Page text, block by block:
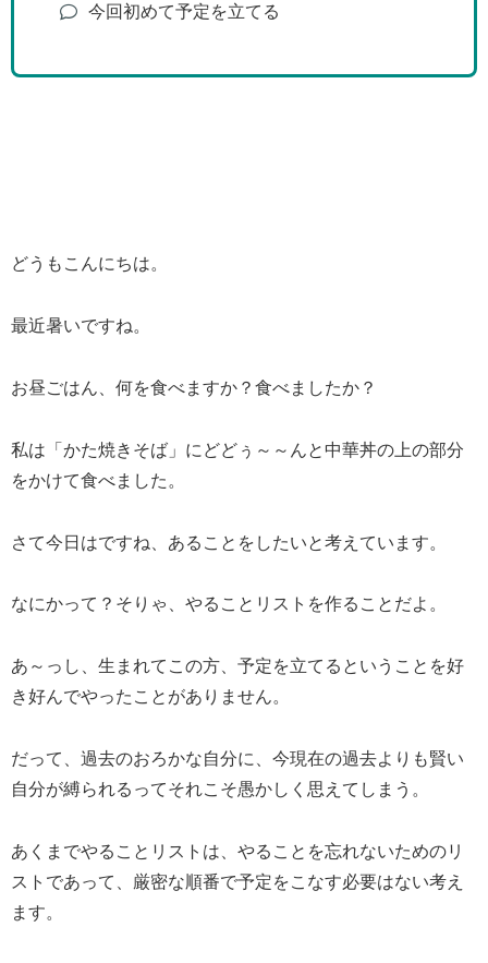
今回初めて予定を立てる
どうもこんにちは。
最近暑いですね。
お昼ごはん、何を食べますか？食べましたか？
私は「かた焼きそば」にどどぅ～～んと中華丼の上の部分
をかけて食べました。
さて今日はですね、あることをしたいと考えています。
なにかって？そりゃ、やることリストを作ることだよ。
あ～っし、生まれてこの方、予定を立てるということを好
き好んでやったことがありません。
だって、過去のおろかな自分に、今現在の過去よりも賢い
自分が縛られるってそれこそ愚かしく思えてしまう。
あくまでやることリストは、やることを忘れないためのリ
ストであって、厳密な順番で予定をこなす必要はない考え
ます。